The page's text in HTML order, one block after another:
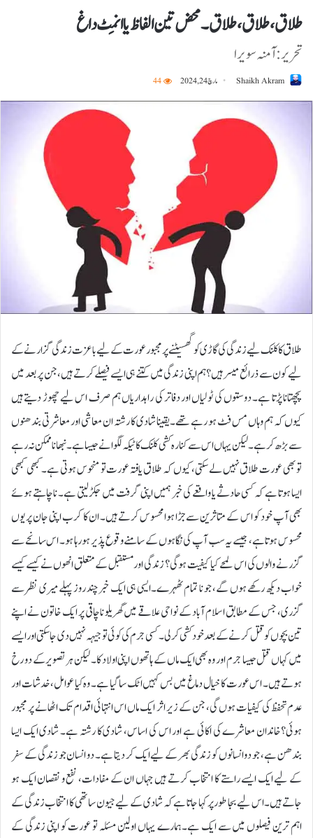
طلاق، طلاق، طلاق۔ محض تین الفاظ یا انمِٹ داغ
تحریر:آمنہ سویرا
Shaikh Akram مارچ 24, 2024 44
طلاق کا کلنک لیے زندگی کی گاڑی کو گھسیٹنے پر مجبور عورت کے لیے با عزت زندگی گزارنے کے
لیے کون سے ذرائع میسر ہیں؟ہم اپنی زندگی میں کتنے ہی ایسے فیصلے کرتے ہیں، جن پر بعد میں
پچھتانا پڑتا ہے۔ دوستوں کی ٹولیاں اور دفاتر کی راہداریاں ہم صرف اس لیے چھوڑ دیتے ہیں
کیوں کہ ہم وہاں مس فٹ ہو رہے تھے۔ یقینا شادی کا رشتہ ان معاشی اور معاشرتی بندھنوں
سے بڑھ کر ہے۔ لیکن یہاں اس سے کنارہ کشی کلنک کا ٹیکہ لگوانے جیسا ہے۔ نبھانا ممکن نہ رہے
تو بھی عورت طلاق نہیں لے سکتی، کیوں کہ طلاق یافتہ عورت تو منحوس ہوتی ہے۔کبھی کبھی
ایسا ہوتا ہے کہ کسی حادثے یا واقعے کی خبر ہمیں اپنی گرفت میں جکڑ لیتی ہے۔ نا چاہتے ہوئے
بھی آپ خود کو اس کے متاثرین سے جڑا ہوا محسوس کرتے ہیں۔ ان کا کرب اپنی جان پر یوں
محسوس ہوتا ہے، جیسے یہ سب آپ کی نگاہوں کے سامنے وقوع پذیر ہو رہا ہو۔ اس سانحے سے
گزرنے والوں کی اس لمحے کیا کیفیت ہوگی؟ زندگی اور مستقبل کے متعلق انھوں نے کیسے کیسے
خواب دیکھ رکھے ہوں گے، جو نا تمام ٹھہرے۔ایسی ہی ایک خبر چند روز پہلے میری نظر سے
گزری، جس کے مطابق اسلام آباد کے نواحی علاقے میں گھریلو نا چاقی پر ایک خاتون نے اپنے
تین بچوں کو قتل کرنے کے بعد خودکشی کر لی۔ کسی جرم کی کوئی توجیہہ نہیں دی جا سکتی اور ایسے
میں کہاں قتل جیسا جرم اور وہ بھی ایک ماں کے ہاتھوں اپنی اولاد کا۔ لیکن ہر تصویر کے دو رخ
ہوتے ہیں۔ اس عورت کا خیال دماغ میں بس کہیں اٹک سا گیا ہے۔ وہ کیا عوامل، خدشات اور
عدم تحفظ کی کیفیات ہوں گی، جن کے زیر اثر ایک ماں اس انتہائی اقدام تک اٹھانے پر مجبور
ہوئی؟خاندان معاشرے کی اکائی ہے اور اس کی اساس، شادی کا رشتہ ہے۔ شادی ایک ایسا
بندھن ہے، جو دو انسانوں کو زندگی بھر کے لیے ایک کر دیتا ہے۔ دو انسان جو زندگی کے سفر
کے لیے ایک ایسے راستے کا انتخاب کرتے ہیں جہاں ان کے مفادات، نفع و نقصان ایک ہو
جاتے ہیں۔ اس لیے بجا طور پر کہا جاتا ہے کہ شادی کے لیے جیون ساتھی کا انتخاب زندگی کے
اہم ترین فیصلوں میں سے ایک ہے۔ہمارے یہاں اولین مسئلہ تو عورت کو اپنی زندگی کے